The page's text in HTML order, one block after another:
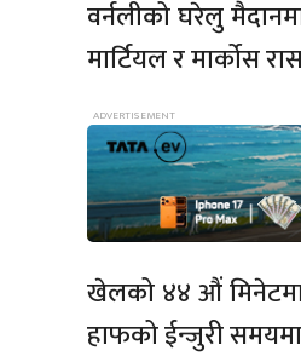
वर्नलीको घरेलु
मार्टियल र मार्कोस
खेलको ४४ औं मिनेटमा
हाफको ईन्जुरी